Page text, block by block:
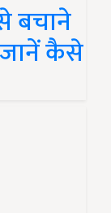
बचाने
कैसे